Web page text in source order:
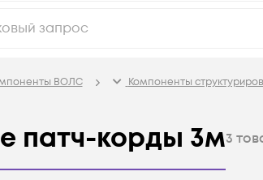
ВОЛС Компоненты
патч-корды 3м3